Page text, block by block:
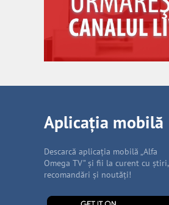
Aplicația mobilă
Descarcă aplicația mobilă „Alfa
Omega TV” și fii la curent cu știri,
recomandări și noutăți!